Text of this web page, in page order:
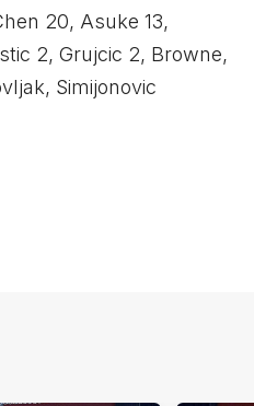
20, Asuke 13,
2, Grujcic 2, Browne,
Simijonovic